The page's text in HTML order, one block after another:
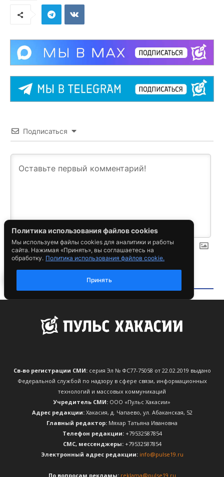
Св-во регистрации СМИ:серия Эл № ФС77-75058 от 22.02.2019 выдано
Федеральной службой по надзору в сфере связи, информационных
технологий и массовых коммуникаций
Учредитель СМИ: ООО «Пульс Хакасии»
Адрес редакции:Хакасия, д. Чапаево, ул. Абаканская, 52
Главный редактор: Мяхар Татьяна Ивановна
Телефон редакции:+79532587854
CМС, мессенджеры:+79532587854
Электронный адрес редакции: info@pulse19.ru
По вопросам рекламы: reklama@pulse19.ru